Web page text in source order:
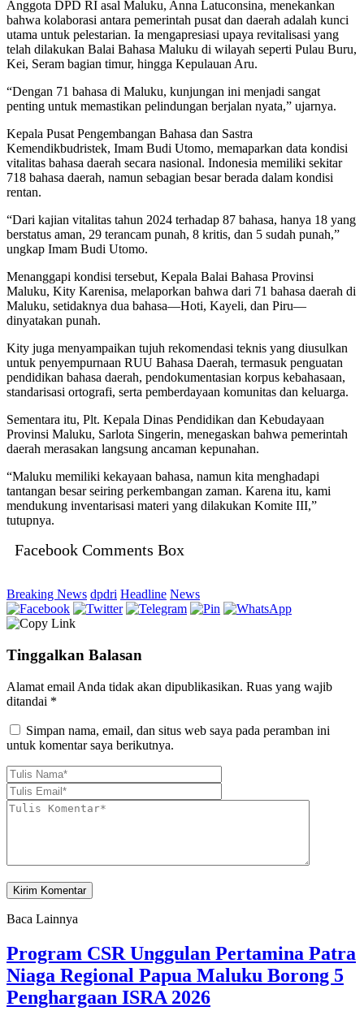
​Anggota DPD RI asal Maluku, Anna Latuconsina, menekankan
bahwa kolaborasi antara pemerintah pusat dan daerah adalah kunci
utama untuk pelestarian. Ia mengapresiasi upaya revitalisasi yang
telah dilakukan Balai Bahasa Maluku di wilayah seperti Pulau Buru,
Kei, Seram bagian timur, hingga Kepulauan Aru.
​“Dengan 71 bahasa di Maluku, kunjungan ini menjadi sangat
penting untuk memastikan pelindungan berjalan nyata,” ujarnya.
Kepala Pusat Pengembangan Bahasa dan Sastra
Kemendikbudristek, Imam Budi Utomo, memaparkan data kondisi
vitalitas bahasa daerah secara nasional. Indonesia memiliki sekitar
718 bahasa daerah, namun sebagian besar berada dalam kondisi
rentan.
​“Dari kajian vitalitas tahun 2024 terhadap 87 bahasa, hanya 18 yang
berstatus aman, 29 terancam punah, 8 kritis, dan 5 sudah punah,”
ungkap Imam Budi Utomo.
​Menanggapi kondisi tersebut, Kepala Balai Bahasa Provinsi
Maluku, Kity Karenisa, melaporkan bahwa dari 71 bahasa daerah di
Maluku, setidaknya dua bahasa—Hoti, Kayeli, dan Piru—
dinyatakan punah.
​Kity juga menyampaikan tujuh rekomendasi teknis yang diusulkan
untuk penyempurnaan RUU Bahasa Daerah, termasuk penguatan
pendidikan bahasa daerah, pendokumentasian korpus kebahasaan,
standarisasi ortografi, serta pemberdayaan komunitas dan keluarga.
​Sementara itu, Plt. Kepala Dinas Pendidikan dan Kebudayaan
Provinsi Maluku, Sarlota Singerin, menegaskan bahwa pemerintah
daerah merasakan langsung ancaman kepunahan.
​“Maluku memiliki kekayaan bahasa, namun kita menghadapi
tantangan besar seiring perkembangan zaman. Karena itu, kami
mendukung inventarisasi materi yang dilakukan Komite III,”
tutupnya.
Facebook Comments Box
Breaking News dpdri Headline News
Tinggalkan Balasan
Alamat email Anda tidak akan dipublikasikan. Ruas yang wajib
ditandai *
Simpan nama, email, dan situs web saya pada peramban ini
untuk komentar saya berikutnya.
Baca Lainnya
Program CSR Unggulan Pertamina Patra
Niaga Regional Papua Maluku Borong 5
Penghargaan ISRA 2026